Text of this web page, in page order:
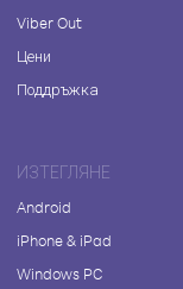
Viber Out
Цени
Поддръжка
ИЗТЕГЛЯНЕ
Android
iPhone & iPad
Windows PC